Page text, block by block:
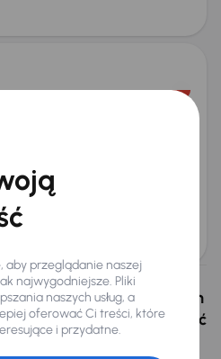
Nie szkodzi, w naszych
i na Słowacji możemy mieć
których szukasz.
aby przeglądanie naszej
najwygodniejsze. Pliki
naszych usług, a
oferować Ci treści, które
i przydatne.